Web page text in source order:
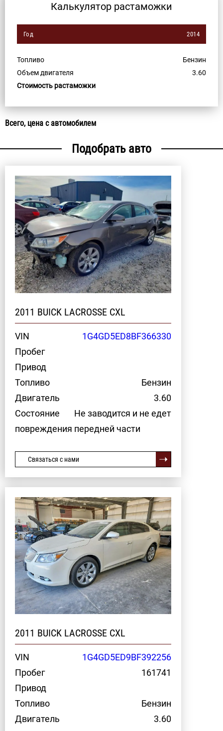
Калькулятор растаможки
Год 2014
Топливо
Бензин
Объем двигателя
3.60
Стоимость растаможки
Всего, цена с автомобилем
Подобрать авто
2011 BUICK LACROSSE CXL
VIN
1G4GD5ED8BF366330
Пробег
Привод
Топливо
Бензин
Двигатель
3.60
Состояние
Не заводится и не едет
повреждения передней части
Связаться с нами
2011 BUICK LACROSSE CXL
VIN
1G4GD5ED9BF392256
Пробег
161741
Привод
Топливо
Бензин
Двигатель
3.60